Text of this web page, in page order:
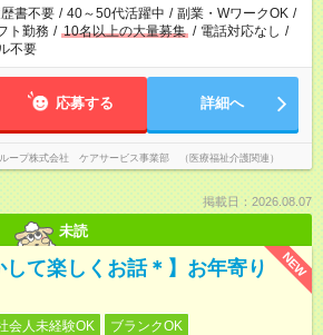
書不要 / 40～50代活躍中 / 副業・WワークOK /
ト勤務 / 10名以上の大量募集 / 電話対応なし /
不要
応募する 詳細へ
ープ株式会社 ケアサービス事業部 （医療福祉介護関連）
掲載日：2026.08.07
未読
NEW
して楽しくお話＊】お年寄り
会人未経験OK
ブランクOK